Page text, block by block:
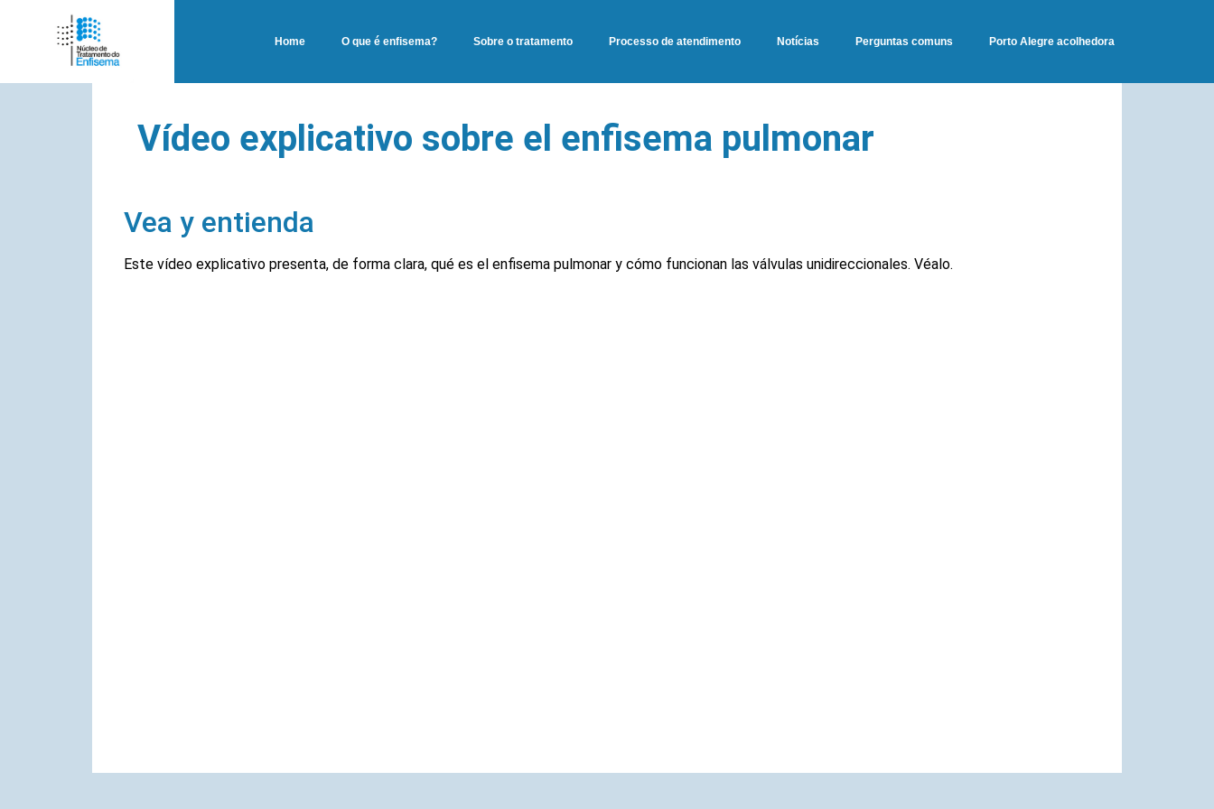
Home O que é enfisema? Sobre o tratamento Processo de atendimento Notícias Perguntas comuns Porto Alegre acolhedora
Vídeo explicativo sobre el enfisema pulmonar
Vea y entienda
Este vídeo explicativo presenta, de forma clara, qué es el enfisema pulmonar y cómo funcionan las válvulas unidireccionales. Véalo.